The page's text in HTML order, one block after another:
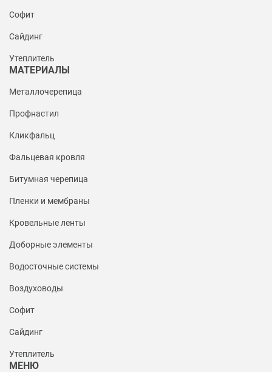
Софит
Сайдинг
Утеплитель
МАТЕРИАЛЫ
Металлочерепица
Профнастил
Кликфальц
Фальцевая кровля
Битумная черепица
Пленки и мембраны
Кровельные ленты
Доборные элементы
Водосточные системы
Воздуховоды
Софит
Сайдинг
Утеплитель
МЕНЮ